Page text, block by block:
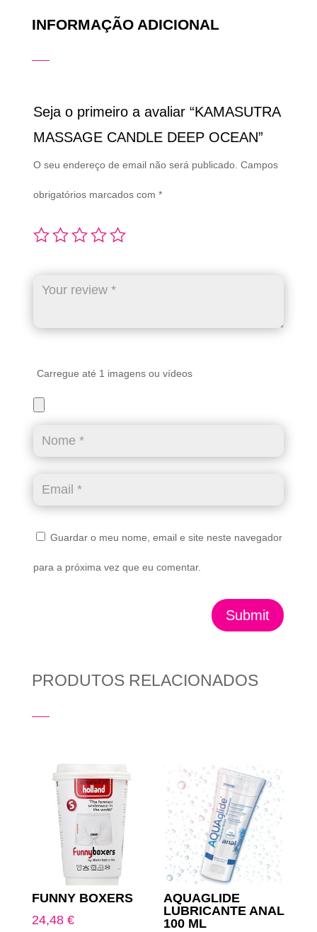
INFORMAÇÃO ADICIONAL
Seja o primeiro a avaliar “KAMASUTRA
MASSAGE CANDLE DEEP OCEAN”
O seu endereço de email não será publicado. Campos
obrigatórios marcados com *
Carregue até 1 imagens ou vídeos
Guardar o meu nome, email e site neste navegador
para a próxima vez que eu comentar.
Submit
PRODUTOS RELACIONADOS
FUNNY BOXERS
24,48 €
AQUAGLIDE
LUBRICANTE ANAL
100 ML